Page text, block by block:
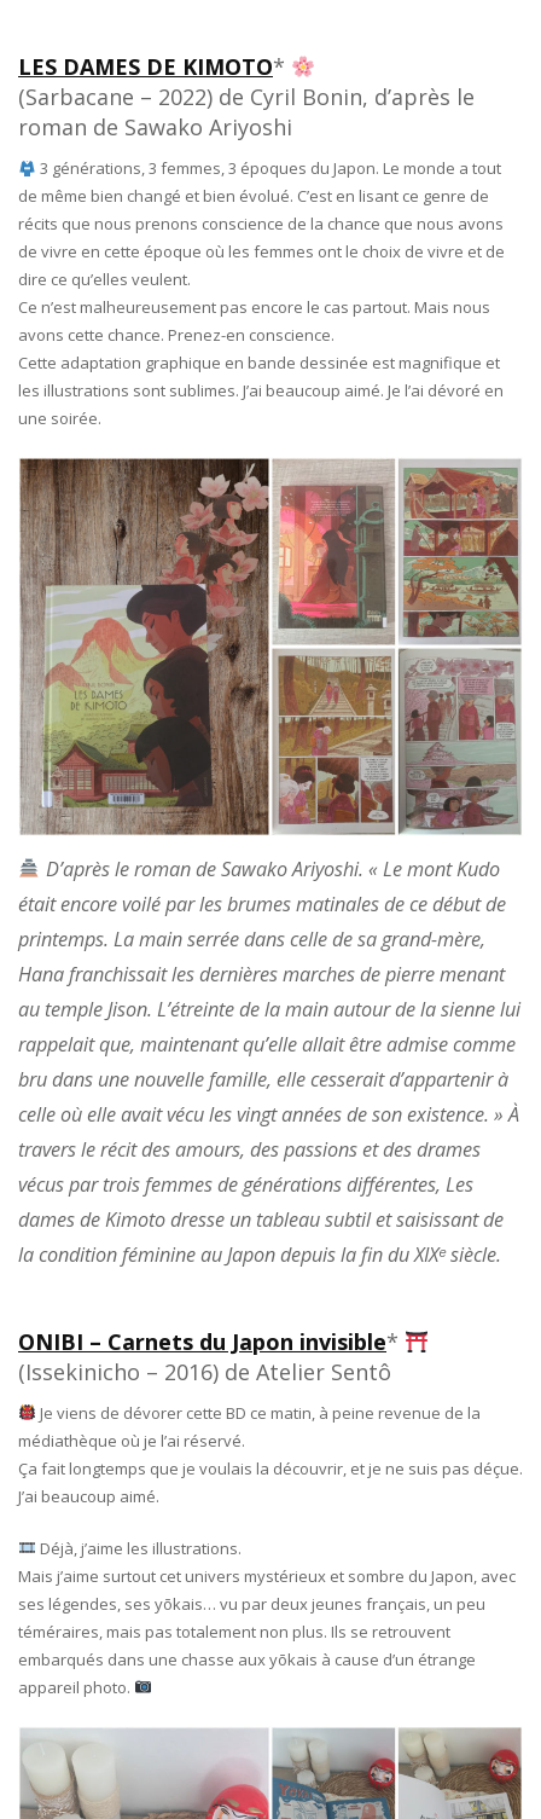
LES DAMES DE KIMOTO*
(Sarbacane – 2022) de Cyril Bonin, d’après le
roman de Sawako Ariyoshi
3 générations, 3 femmes, 3 époques du Japon. Le monde a tout
de même bien changé et bien évolué. C’est en lisant ce genre de
récits que nous prenons conscience de la chance que nous avons
de vivre en cette époque où les femmes ont le choix de vivre et de
dire ce qu’elles veulent.
Ce n’est malheureusement pas encore le cas partout. Mais nous
avons cette chance. Prenez-en conscience.
Cette adaptation graphique en bande dessinée est magnifique et
les illustrations sont sublimes. J’ai beaucoup aimé. Je l’ai dévoré en
une soirée.
D’après le roman de Sawako Ariyoshi. « Le mont Kudo
était encore voilé par les brumes matinales de ce début de
printemps. La main serrée dans celle de sa grand-mère,
Hana franchissait les dernières marches de pierre menant
au temple Jison. L’étreinte de la main autour de la sienne lui
rappelait que, maintenant qu’elle allait être admise comme
bru dans une nouvelle famille, elle cesserait d’appartenir à
celle où elle avait vécu les vingt années de son existence. » À
travers le récit des amours, des passions et des drames
vécus par trois femmes de générations différentes, Les
dames de Kimoto dresse un tableau subtil et saisissant de
la condition féminine au Japon depuis la fin du XIXᵉ siècle.
ONIBI – Carnets du Japon invisible*
(Issekinicho – 2016) de Atelier Sentô
Je viens de dévorer cette BD ce matin, à peine revenue de la
médiathèque où je l’ai réservé.
Ça fait longtemps que je voulais la découvrir, et je ne suis pas déçue.
J’ai beaucoup aimé.
Déjà, j’aime les illustrations.
Mais j’aime surtout cet univers mystérieux et sombre du Japon, avec
ses légendes, ses yōkais… vu par deux jeunes français, un peu
téméraires, mais pas totalement non plus. Ils se retrouvent
embarqués dans une chasse aux yōkais à cause d’un étrange
appareil photo.